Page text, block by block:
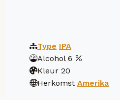
Type IPA
Alcohol 6
Kleur 20
Herkomst Amerika